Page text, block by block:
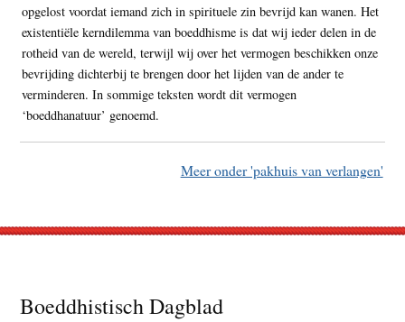
opgelost voordat iemand zich in spirituele zin bevrijd kan wanen. Het
existentiële kerndilemma van boeddhisme is dat wij ieder delen in de
rotheid van de wereld, terwijl wij over het vermogen beschikken onze
bevrijding dichterbij te brengen door het lijden van de ander te
verminderen. In sommige teksten wordt dit vermogen
‘boeddhanatuur’ genoemd.
Meer onder 'pakhuis van verlangen'
Footer
Boeddhistisch Dagblad